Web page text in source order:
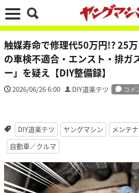
触媒寿命で修理代50万円!? 25
の車検不適合・エンスト・排ガ
ー」を疑え【DIY整備録】
2026/06/26 6:00 DIY道楽テツ
DIY道楽テツ ヤングマシン
メンテ
自動車／クルマ